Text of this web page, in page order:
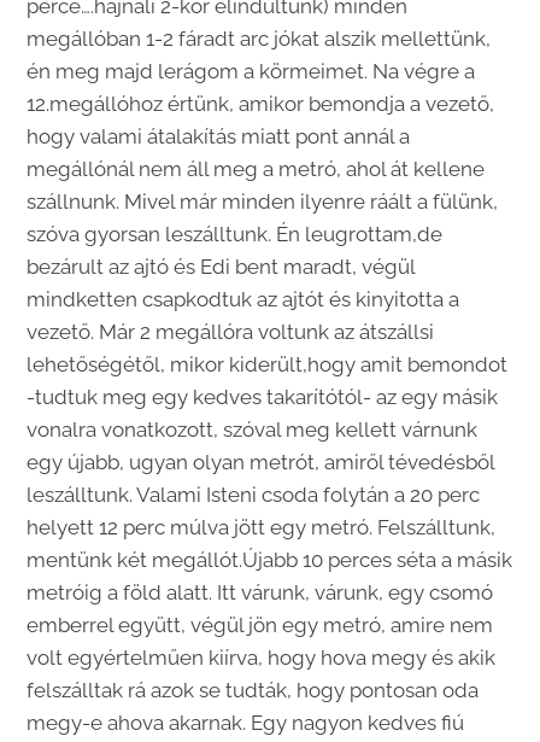
perce….hajnali 2-kor elindultunk) minden
megállóban 1-2 fáradt arc jókat alszik mellettünk,
én meg majd lerágom a körmeimet. Na végre a
12.megállóhoz értünk, amikor bemondja a vezető,
hogy valami átalakítás miatt pont annál a
megállónál nem áll meg a metró, ahol át kellene
szállnunk. Mivel már minden ilyenre ráált a fülünk,
szóva gyorsan leszálltunk. Én leugrottam,de
bezárult az ajtó és Edi bent maradt, végül
mindketten csapkodtuk az ajtót és kinyitotta a
vezető. Már 2 megállóra voltunk az átszállsi
lehetőségétől, mikor kiderült,hogy amit bemondot
-tudtuk meg egy kedves takarítótól- az egy másik
vonalra vonatkozott, szóval meg kellett várnunk
egy újabb, ugyan olyan metrót, amiről tévedésből
leszálltunk. Valami Isteni csoda folytán a 20 perc
helyett 12 perc múlva jött egy metró. Felszálltunk,
mentünk két megállót.Újabb 10 perces séta a másik
metróig a föld alatt. Itt várunk, várunk, egy csomó
emberrel együtt, végül jön egy metró, amire nem
volt egyértelműen kiírva, hogy hova megy és akik
felszálltak rá azok se tudták, hogy pontosan oda
megy-e ahova akarnak. Egy nagyon kedves fiú